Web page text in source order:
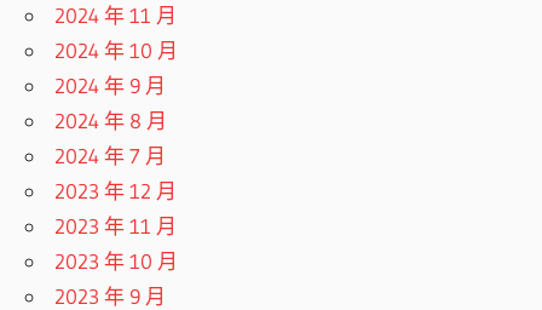
2024 年 11 月
2024 年 10 月
2024 年 9 月
2024 年 8 月
2024 年 7 月
2023 年 12 月
2023 年 11 月
2023 年 10 月
2023 年 9 月